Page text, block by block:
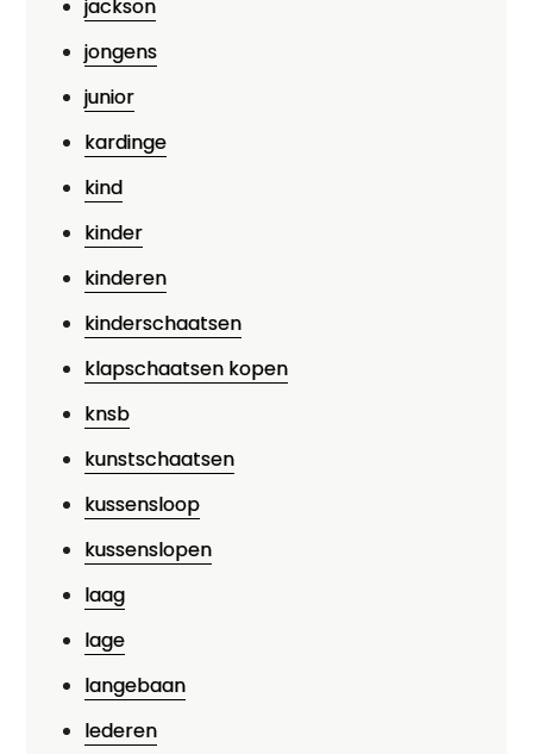
jackson
jongens
junior
kardinge
kind
kinder
kinderen
kinderschaatsen
klapschaatsen kopen
knsb
kunstschaatsen
kussensloop
kussenslopen
laag
lage
langebaan
lederen